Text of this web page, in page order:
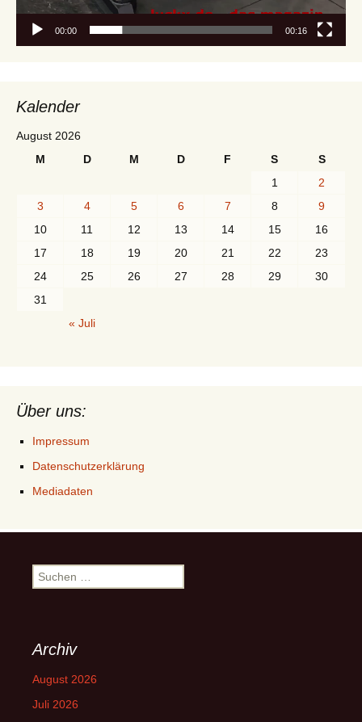
00:00 00:16
Kalender
August 2026
M
D M D F S
S
1
2
3
4 5 6 7 8
9
10
11 12 13 14 15
16
17
18 19 20 21 22
23
24
25 26 27 28 29
30
31
« Juli
Über uns:
Impressum
Datenschutzerklärung
Mediadaten
Suchen
nach:
Archiv
August 2026
Juli 2026